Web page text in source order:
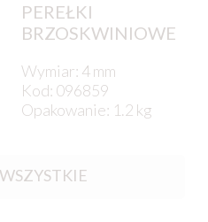
PEREŁKI
BRZOSKWINIOWE
Wymiar: 4 mm
Kod: 096859
Opakowanie: 1.2 kg